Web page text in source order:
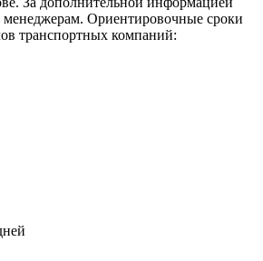
Ориентировочные сроки
транспортных компаний: